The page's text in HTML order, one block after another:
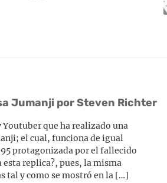
Jumanji por Steven Richter
que ha realizado una
el cual, funciona de igual
protagonizada por el fallecido
replica?, pues, la misma
tal y como se mostró en la […]